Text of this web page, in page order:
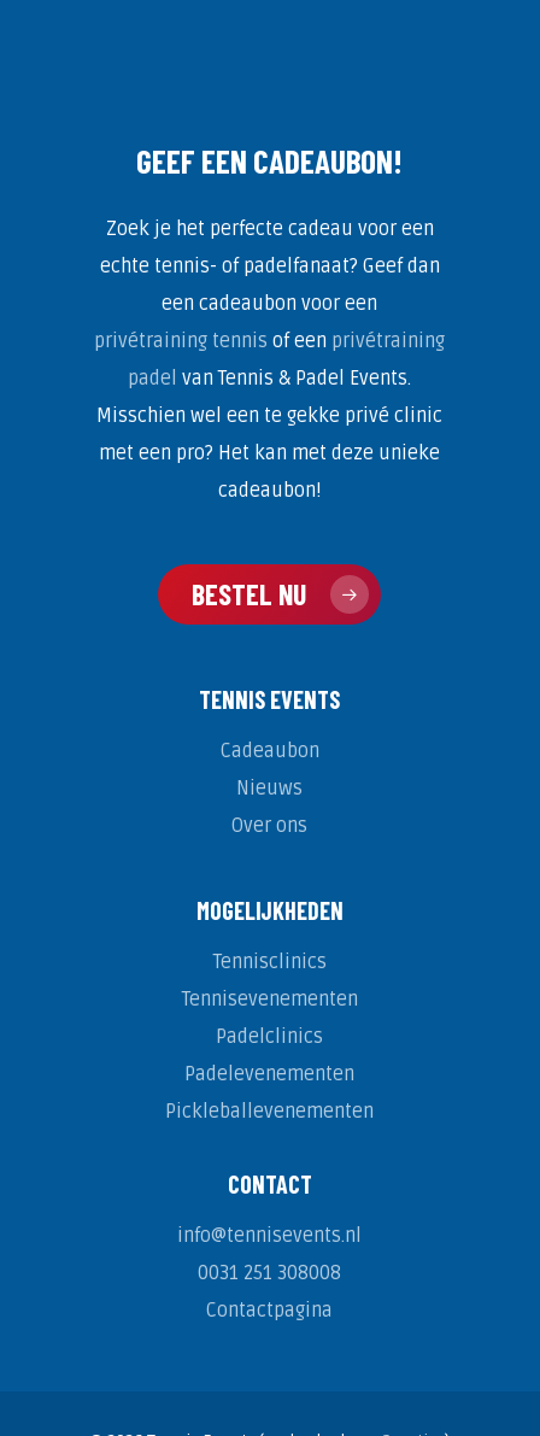
GEEF EEN CADEAUBON!
Zoek je het perfecte cadeau voor een
echte tennis- of padelfanaat? Geef dan
een cadeaubon voor een
privétraining tennis of een privétraining
padel van Tennis & Padel Events.
Misschien wel een te gekke privé clinic
met een pro? Het kan met deze unieke
cadeaubon!
BESTEL NU
TENNIS EVENTS
Cadeaubon
Nieuws
Over ons
MOGELIJKHEDEN
Tennisclinics
Tennisevenementen
Padelclinics
Padelevenementen
Pickleballevenementen
CONTACT
info@tennisevents.nl
0031 251 308008
Contactpagina